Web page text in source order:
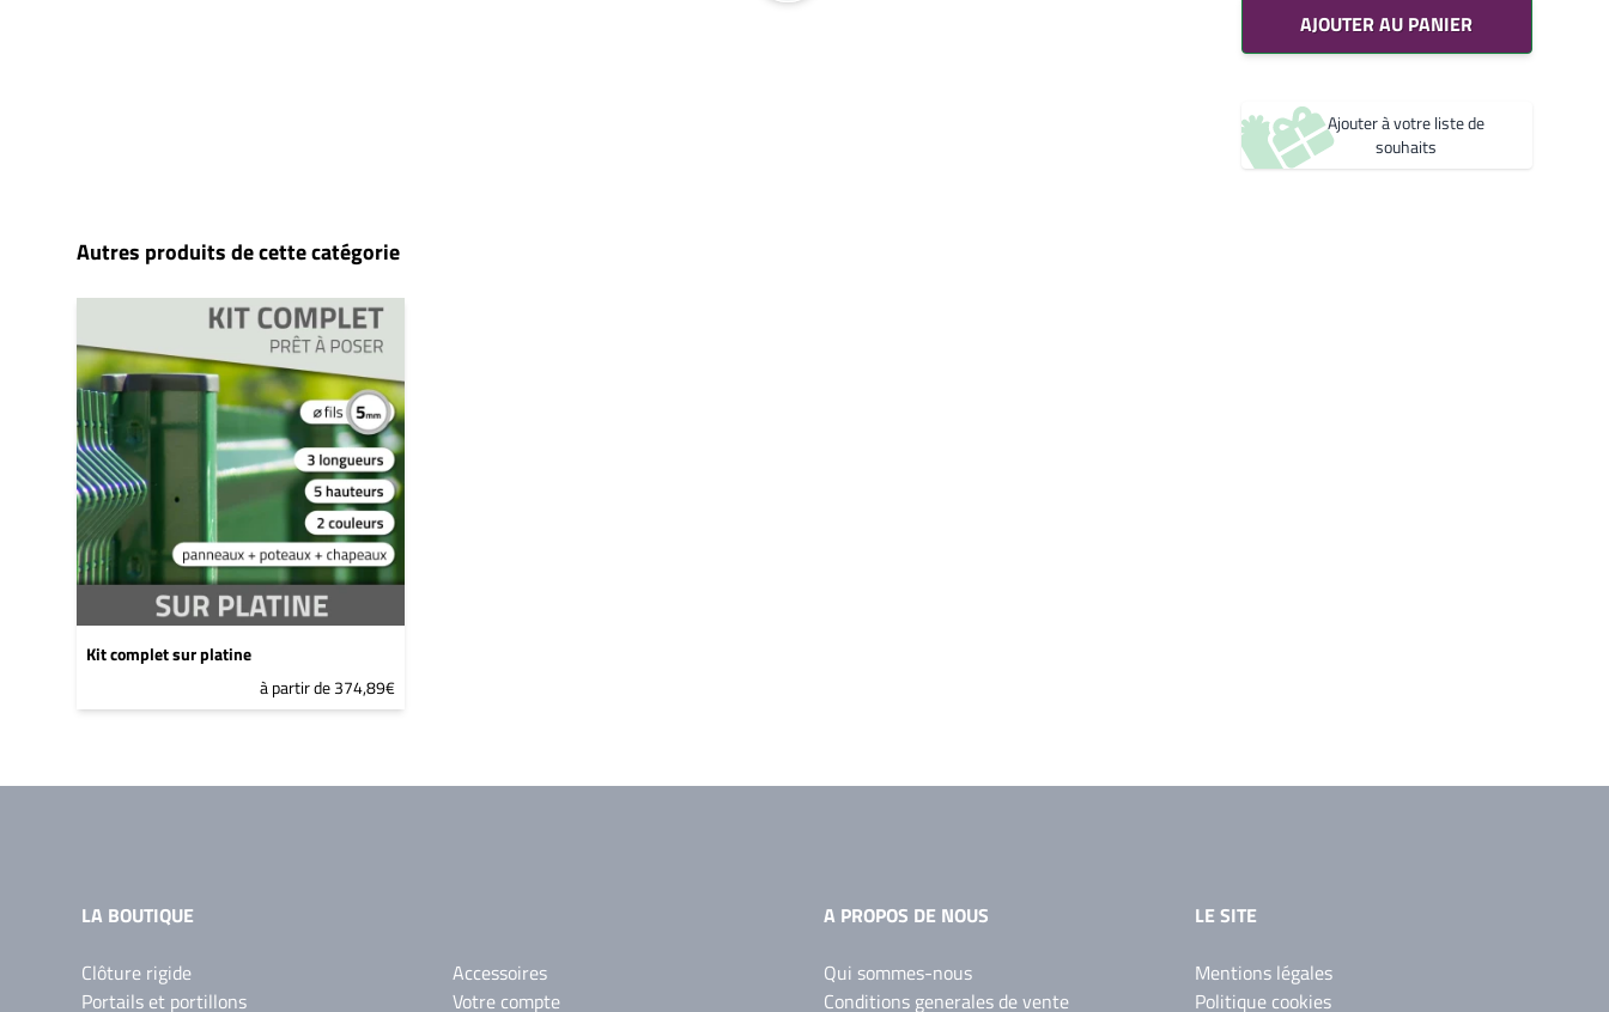
AJOUTER AU PANIER
Ajouter à votre liste de
souhaits
Autres produits de cette catégorie
Kit complet sur platine
à partir de 374,89€
LA BOUTIQUE
Clôture rigide
Portails et portillons
Accessoires
Votre compte
A PROPOS DE NOUS
Qui sommes-nous
Conditions generales de vente
LE SITE
Mentions légales
Politique cookies